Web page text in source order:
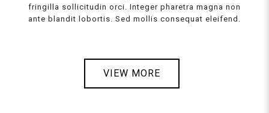
fringilla sollicitudin orci. Integer pharetra magna non
ante blandit lobortis. Sed mollis consequat eleifend.
VIEW MORE